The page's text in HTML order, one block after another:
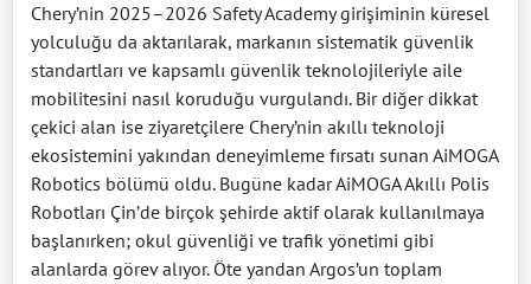
Chery’nin 2025–2026 Safety Academy girişiminin küresel
yolculuğu da aktarılarak, markanın sistematik güvenlik
standartları ve kapsamlı güvenlik teknolojileriyle aile
mobilitesini nasıl koruduğu vurgulandı. Bir diğer dikkat
çekici alan ise ziyaretçilere Chery’nin akıllı teknoloji
ekosistemini yakından deneyimleme fırsatı sunan AiMOGA
Robotics bölümü oldu. Bugüne kadar AiMOGA Akıllı Polis
Robotları Çin’de birçok şehirde aktif olarak kullanılmaya
başlanırken; okul güvenliği ve trafik yönetimi gibi
alanlarda görev alıyor. Öte yandan Argos’un toplam